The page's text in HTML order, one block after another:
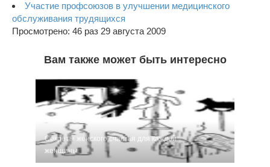
Участие профсоюзов в улучшении медицинского
обслуживания трудящихся
Просмотрено: 46 раз 29 августа 2009
Вам также может быть интересно
Секреты женского счастья для каждой
женщины